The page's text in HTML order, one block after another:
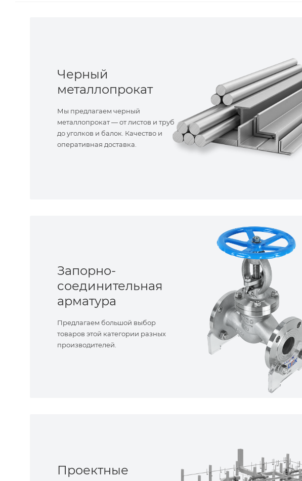
Черный
металлопрокат
Мы предлагаем черный
металлопрокат — от листов и труб
до уголков и балок. Качество и
оперативная доставка.
Запорно-
соединительная
арматура
Предлагаем большой выбор
товаров этой категории разных
производителей.
Проектные